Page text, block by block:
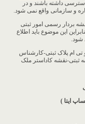
داشته باشند و در
و سازمانی واقع نمی شود.
بردار رسمی امور ثبتی
این موضوع باید اطلاع
شود.
تی ام پلاک ثبتی-کارشناس
ثبتی-نقشه کاداستر ملک